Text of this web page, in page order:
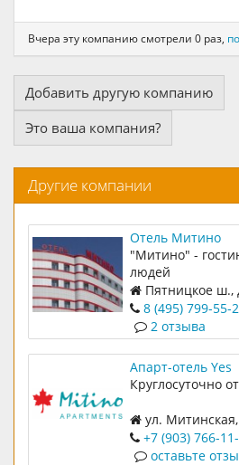
Вчера эту компанию смотрели 0 раз,
Добавить другую компанию
Это ваша компания?
Другие компании
Отель Митино
"Митино" -
людей
Пятницкое ш.,
8 (495) 799-55-
2 отзыва
Апарт-отель Yes
Круглосуточно
ул.
+7 (903) 766-
оставьте